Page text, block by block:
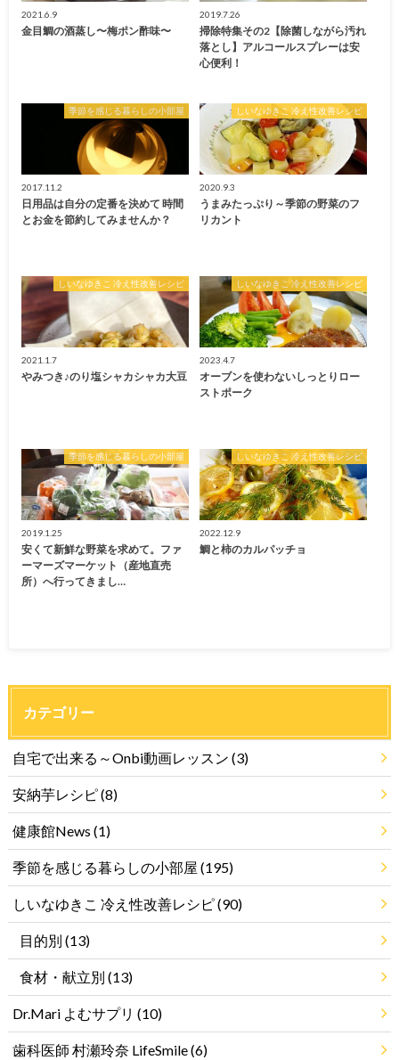
2021.6.9
金目鯛の酒蒸し〜梅ポン酢味〜
2019.7.26
掃除特集その2【除菌しながら汚れ
落とし】アルコールスプレーは安
心便利！
季節を感じる暮らしの小部屋
2017.11.2
日用品は自分の定番を決めて 時間
とお金を節約してみませんか？
しいなゆきこ 冷え性改善レシピ
2020.9.3
うまみたっぷり～季節の野菜のフ
リカント
しいなゆきこ 冷え性改善レシピ
2021.1.7
やみつき♪のり塩シャカシャカ大豆
しいなゆきこ 冷え性改善レシピ
2023.4.7
オーブンを使わないしっとりロー
ストポーク
季節を感じる暮らしの小部屋
2019.1.25
安くて新鮮な野菜を求めて。ファ
ーマーズマーケット（産地直売
所）へ行ってきまし…
しいなゆきこ 冷え性改善レシピ
2022.12.9
鯛と柿のカルパッチョ
カテゴリー
自宅で出来る～Onbi動画レッスン (3)
安納芋レシピ(8)
健康館News (1)
季節を感じる暮らしの小部屋 (195)
しいなゆきこ 冷え性改善レシピ(90)
目的別 (13)
食材・献立別 (13)
Dr.Mari よむサプリ (10)
歯科医師 村瀬玲奈 LifeSmile(6)